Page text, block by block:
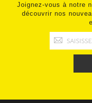
Joignez-vous à notre
découvrir nos